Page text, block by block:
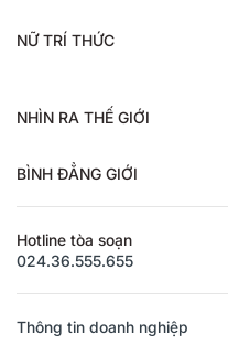
NỮ TRÍ THỨC
NHÌN RA THẾ GIỚI
BÌNH ĐẲNG GIỚI
Hotline tòa soạn
024.36.555.655
Thông tin doanh nghiệp